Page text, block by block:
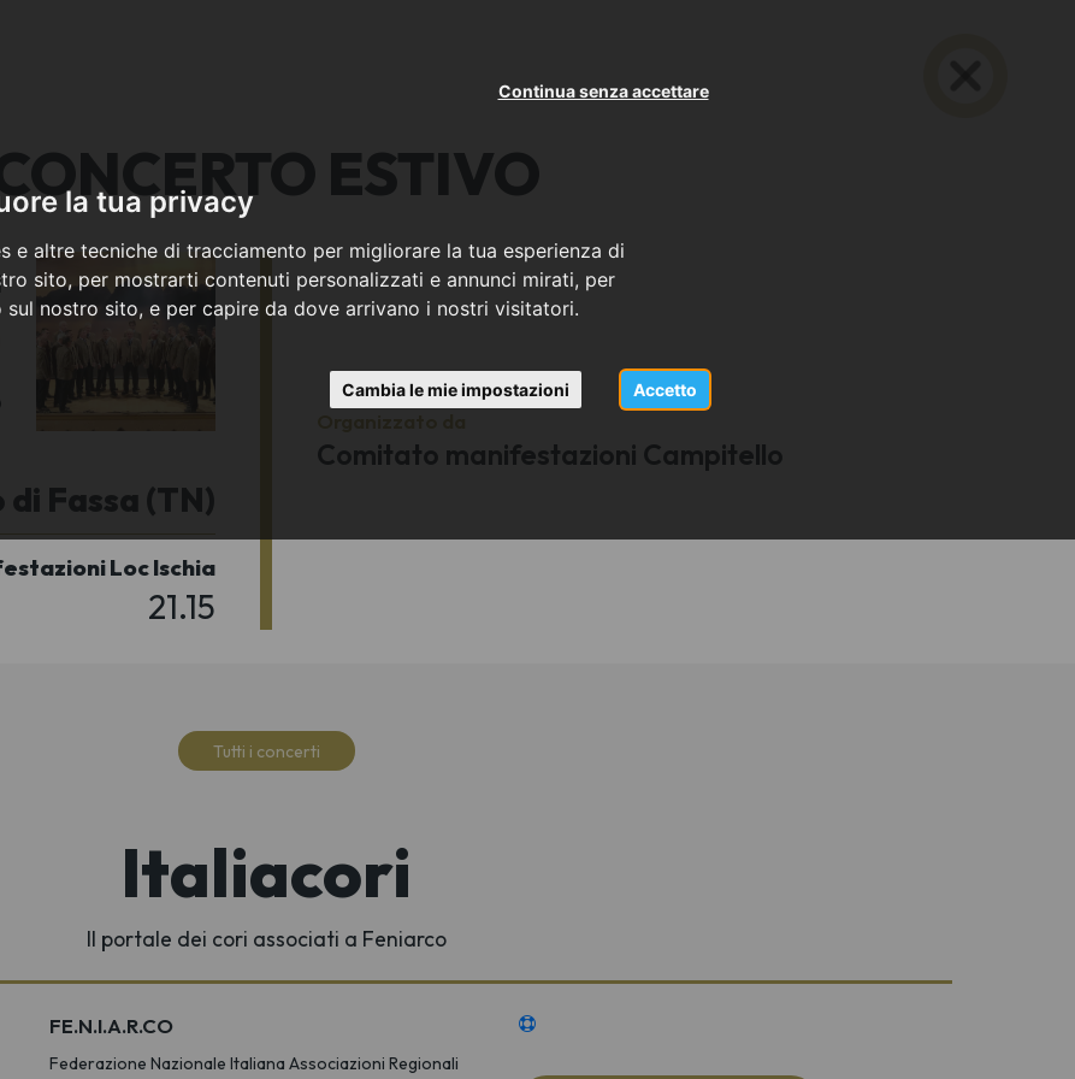
la tua privacy
e altre tecniche di tracciamento per migliorare la tua esperienza di
sito, per mostrarti contenuti personalizzati e annunci mirati, per
nostro sito, e per capire da dove arrivano i nostri visitatori.
Accetto
Continua senza accettare
Cambia le mie impostazioni
ESTIVO
Fassa (TN)
Loc Ischia
21.15
Comitato manifestazioni Campitello
Tutti i concerti
Italiacori
Il portale dei cori associati a Feniarco
FE.N.I.A.R.CO
Federazione Nazionale Italiana Associazioni Regionali